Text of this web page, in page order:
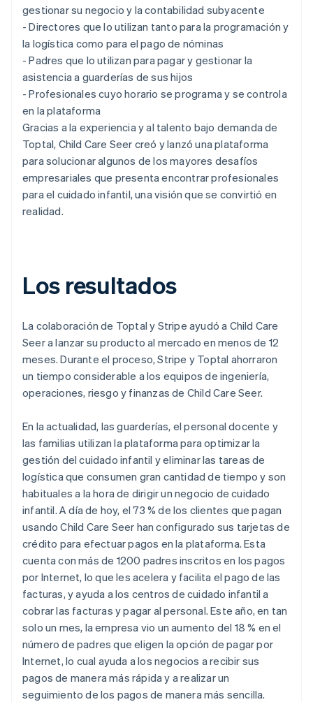
gestionar su negocio y la contabilidad subyacente
- Directores que lo utilizan tanto para la programación y
la logística como para el pago de nóminas
- Padres que lo utilizan para pagar y gestionar la
asistencia a guarderías de sus hijos
- Profesionales cuyo horario se programa y se controla
en la plataforma
Gracias a la experiencia y al talento bajo demanda de
Toptal, Child Care Seer creó y lanzó una plataforma
para solucionar algunos de los mayores desafíos
empresariales que presenta encontrar profesionales
para el cuidado infantil, una visión que se convirtió en
realidad.
Los resultados
La colaboración de Toptal y Stripe ayudó a Child Care
Seer a lanzar su producto al mercado en menos de 12
meses. Durante el proceso, Stripe y Toptal ahorraron
un tiempo considerable a los equipos de ingeniería,
operaciones, riesgo y finanzas de Child Care Seer.
En la actualidad, las guarderías, el personal docente y
las familias utilizan la plataforma para optimizar la
gestión del cuidado infantil y eliminar las tareas de
logística que consumen gran cantidad de tiempo y son
habituales a la hora de dirigir un negocio de cuidado
infantil. A día de hoy, el 73 % de los clientes que pagan
usando Child Care Seer han configurado sus tarjetas de
crédito para efectuar pagos en la plataforma. Esta
cuenta con más de 1200 padres inscritos en los pagos
por Internet, lo que les acelera y facilita el pago de las
facturas, y ayuda a los centros de cuidado infantil a
cobrar las facturas y pagar al personal. Este año, en tan
solo un mes, la empresa vio un aumento del 18 % en el
número de padres que eligen la opción de pagar por
Internet, lo cual ayuda a los negocios a recibir sus
pagos de manera más rápida y a realizar un
seguimiento de los pagos de manera más sencilla.